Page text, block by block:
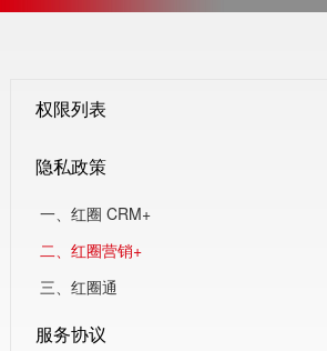
权限列表
隐私政策
一、红圈 CRM+
二、红圈营销+
三、红圈通
服务协议